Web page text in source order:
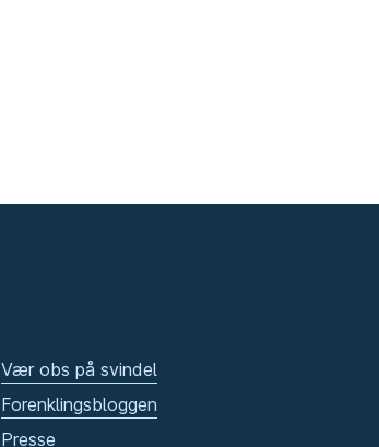
Vær obs på svindel
Forenklingsbloggen
Presse